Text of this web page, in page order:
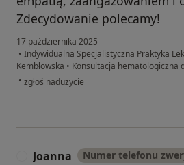
Zdecydowanie polecamy!
17 października 2025
• Indywidualna Specjalistyczna Praktyka
Kembłowska • Konsultacja hematologiczna
• w opinii użytkownika Tetiana
zgłoś nadużycie
Joanna Numer telefonu